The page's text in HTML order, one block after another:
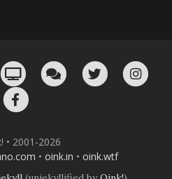
email! canal en Telegram!
Oink! TV Charla con nosotros
Twitter
• 2001-2026
• oink.in • oink.wtf